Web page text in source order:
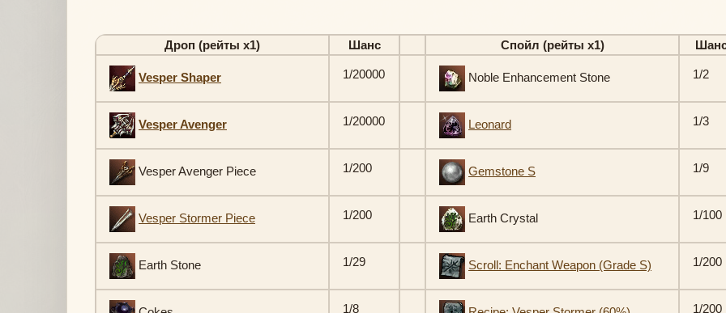
Дроп (рейты х1) Шанс Спойл (рейты х1)
Vesper Shaper 1/20000 Noble Enhancement Stone 1/2
Vesper Avenger 1/20000 Leonard 1/3
Vesper Avenger Piece 1/200 Gemstone S 1/9
Vesper Stormer Piece 1/200 Earth Crystal 1/100
Earth Stone 1/29 Scroll: Enchant Weapon (Grade S) 1/200
1/8 1/200